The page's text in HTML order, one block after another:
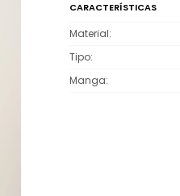
CARACTERÍSTICAS
Material
Tipo
Manga